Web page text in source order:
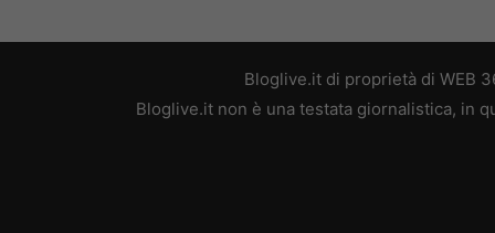
Bloglive.it di proprietà di WEB
Bloglive.it non è una testata giornalistica, in